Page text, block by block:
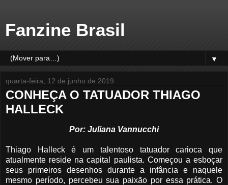
Fanzine Brasil
▼
quarta-feira, 12 de junho de 2019
CONHEÇA O TATUADOR THIAGO
HALLECK
Por: Juliana Vannucchi
Thiago Halleck é um talentoso tatuador carioca que
atualmente reside na capital paulista. Começou a esboçar
seus primeiros desenhos durante a infância e naquele
mesmo período, percebeu sua paixão por essa prática. O